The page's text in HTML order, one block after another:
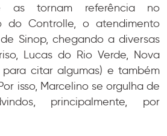
as tornam referência no
do Controlle, o atendimento
Sinop, chegando a diversas
Lucas do Rio Verde, Nova
para citar algumas) e também
isso, Marcelino se orgulha de
principalmente, por